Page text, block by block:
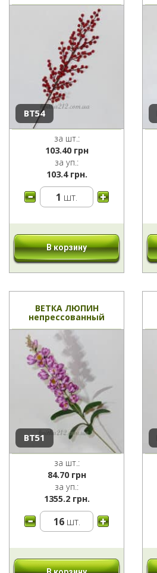
ВТ54
за шт.:
103.40 грн
за уп.:
103.4 грн.
1 шт.
В корзину
ВЕТКА ЛЮПИН
непрессованный
ВТ51
за шт.:
84.70 грн
за уп.:
1355.2 грн.
16шт.